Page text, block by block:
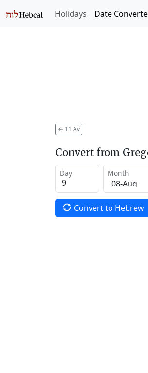
Holidays Date
← 11 Av
Convert from
Day Month
Convert to Hebrew